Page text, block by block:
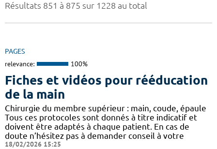
Résultats 851 à 875 sur 1228 au total
PAGES
relevance: 100%
Fiches et vidéos pour rééducation
de la main
Chirurgie du membre supérieur : main, coude, épaule
Tous ces protocoles sont donnés à titre indicatif et
doivent être adaptés à chaque patient. En cas de
doute n’hésitez pas à demander conseil à votre
18/02/2026 15:25